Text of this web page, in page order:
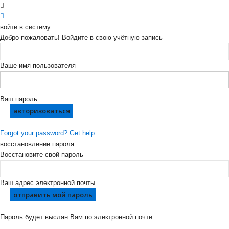
войти в систему
Добро пожаловать! Войдите в свою учётную запись
Ваше имя пользователя
Ваш пароль
Forgot your password? Get help
восстановление пароля
Восстановите свой пароль
Ваш адрес электронной почты
Пароль будет выслан Вам по электронной почте.